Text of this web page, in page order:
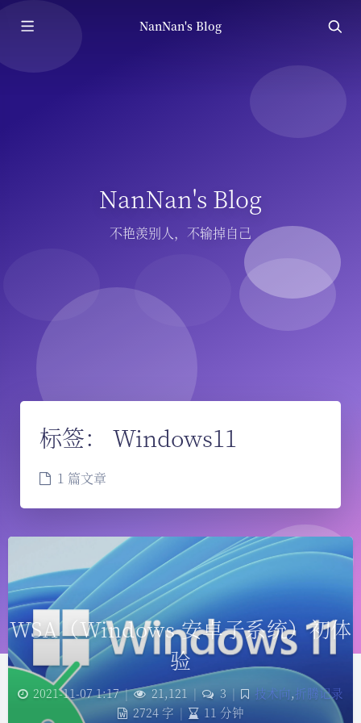
NanNan's Blog
NanNan's Blog
不艳羡别人，不输掉自己
夜间模式
Sans Serif
标签： Windows11
1 篇文章
WSA（Windows 安卓子系统）初体
验
2021-11-07 1:17 | 21,121 | 3 | 技术向,折腾记录
2724 字 | 11 分钟